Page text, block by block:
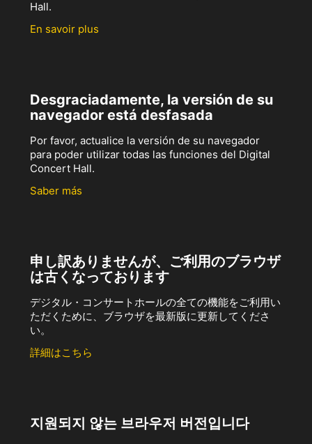
Hall.
En savoir plus
Desgraciadamente, la versión de su
navegador está desfasada
Por favor, actualice la versión de su navegador
para poder utilizar todas las funciones del Digital
Concert Hall.
Saber más
申し訳ありませんが、ご利用のブラウザ
は古くなっております
デジタル・コンサートホールの全ての機能をご利用い
ただくために、ブラウザを最新版に更新してくださ
い。
詳細はこちら
지원되지 않는 브라우저 버전입니다